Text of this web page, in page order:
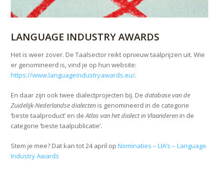
LANGUAGE INDUSTRY AWARDS
Het is weer zover. De Taalsector reikt opnieuw taalprijzen uit. Wie
er genomineerd is, vind je op hun website:
https://www.languageindustryawards.eu/.
En daar zijn ook twee dialectprojecten bij. Dedatabase van de
Zuidelijk-Nederlandse dialecten is genomineerd in de categorie
‘beste taalproduct’ en deAtlas van het dialect in Vlaanderen in de
categorie ‘beste taalpublicatie’.
Stem je mee? Dat kan tot 24 april opNominaties – LIA’s – Language
Industry Awards